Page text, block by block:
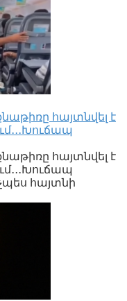
հայտնվել է
հայտնվել է
հայտնի